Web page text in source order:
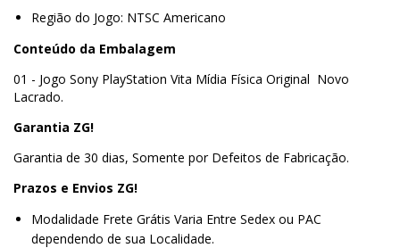
Região do Jogo: NTSC Americano
Conteúdo da Embalagem
01 - Jogo Sony PlayStation Vita Mídia Física Original Novo
Lacrado.
Garantia ZG!
Garantia de 30 dias, Somente por Defeitos de Fabricação.
Prazos e Envios ZG!
Modalidade Frete Grátis Varia Entre Sedex ou PAC
dependendo de sua Localidade.